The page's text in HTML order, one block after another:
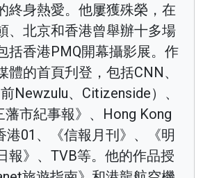
終身熱愛。他屢獲殊榮，在
、北京和香港曾舉辦十多場
括香港PMQ開幕攝影展。作
體的首頁刋登，包括CNN、
Newzulu、Citizenside）、
藩市紀事報》、Hong Kong
港01、《信報月刊》、《明
報》、TVB等。他的作品授